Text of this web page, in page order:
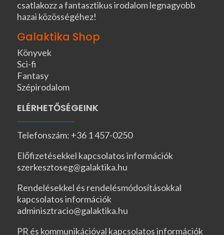
csatlakozz a fantasztikus irodalom legnagyobb
hazai közösségéhez!
Galaktika Shop
Könyvek
Sci-fi
Fantasy
Szépirodalom
ELÉRHETŐSÉGEINK
Telefonszám: +36 1 457-0250
Előfizetésekkel kapcsolatos információk
szerkesztoseg@galaktika.hu
Rendelésekkel és rendelésmódosításokkal
kapcsolatos információk
adminisztracio@galaktika.hu
PR és kommunikációval kapcsolatos információk